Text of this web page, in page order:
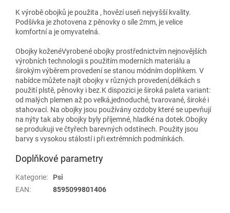
K výrobě obojků je použita , hovězí useň nejvyšší kvality.
Podšívka je zhotovena z pěnovky o síle 2mm, je velice
komfortní a je omyvatelná.
Obojky koženéVyrobené obojky prostřednictvím nejnovějších
výrobních technologii s použitím moderních materiálu a
širokým výběrem provedení se stanou módním doplňkem. V
nabídce můžete najít obojky v různých provedení,délkách s
použití plstě, pěnovky i bez.K dispozici je široká paleta variant:
od malých plemen až po velká,jednoduché, tvarované, široké i
stahovací. Na obojky jsou používány ozdoby které se upevňují
na nýty tak aby obojky byly příjemné, hladké na dotek.Obojky
se produkuji ve čtyřech barevných odstínech. Použity jsou
barvy s vysokou stálostí i při extrémních podmínkách.
Doplňkové parametry
Kategorie:
Psi
EAN: 8595099801406